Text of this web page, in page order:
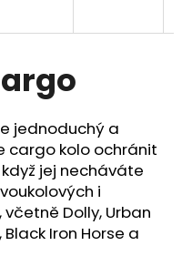
jednoduchý a
cargo kolo ochránit
jej necháváte
i
Dolly, Urban
Black Iron Horse a